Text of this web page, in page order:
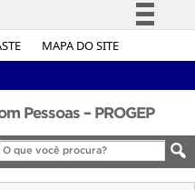
MAPA DO SITE
Simplifique!
Legislação
Canais
Pessoas – PROGEP